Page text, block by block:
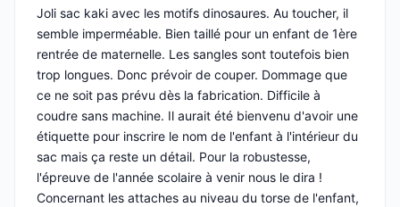
Joli sac kaki avec les motifs dinosaures. Au toucher, il
semble imperméable. Bien taillé pour un enfant de 1ère
rentrée de maternelle. Les sangles sont toutefois bien
trop longues. Donc prévoir de couper. Dommage que
ce ne soit pas prévu dès la fabrication. Difficile à
coudre sans machine. Il aurait été bienvenu d'avoir une
étiquette pour inscrire le nom de l'enfant à l'intérieur du
sac mais ça reste un détail. Pour la robustesse,
l'épreuve de l'année scolaire à venir nous le dira !
Concernant les attaches au niveau du torse de l'enfant,